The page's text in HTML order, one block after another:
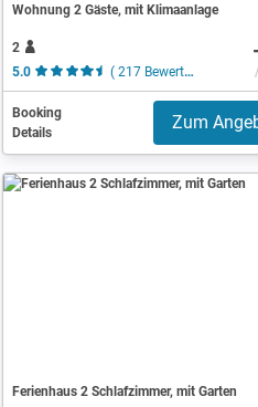
Wohnung 2 Gäste, mit Klimaanlage
2
5.0
( 217 Bewertungen )
Booking
Details
Zum
Ferienhaus 2 Schlafzimmer, mit Garten